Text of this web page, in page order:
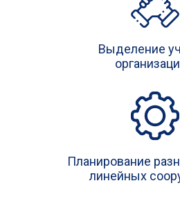
Выделение
Планирование
линейных